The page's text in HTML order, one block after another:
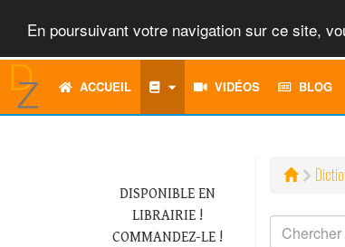
En poursuivant votre navigation sur ce site,
ACCUEIL VIDÉOS BLOG
DISPONIBLE EN
LIBRAIRIE !
COMMANDEZ-LE !